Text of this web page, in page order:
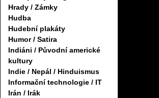
Hrady / Zámky
Hudba
Hudební plakáty
Humor / Satira
Indiáni / Původní americké
kultury
Indie / Nepál / Hinduismus
Informační technologie / IT
Irán / Irák